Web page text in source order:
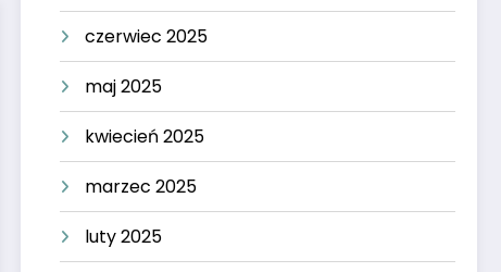
czerwiec 2025
maj 2025
kwiecień 2025
marzec 2025
luty 2025